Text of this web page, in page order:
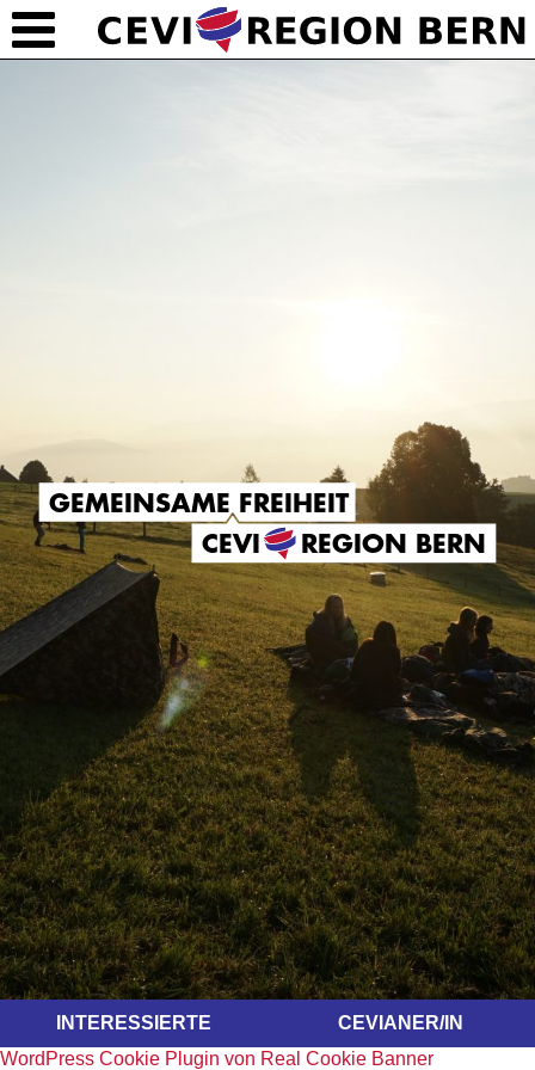
GEMEINSAME FREIHEIT
CEVI
REGION BERN
INTERESSIERTE CEVIANER/IN
WordPress Cookie Plugin von Real Cookie Banner